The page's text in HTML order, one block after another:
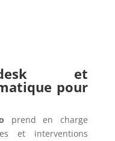
et
pour
prend en charge
et interventions